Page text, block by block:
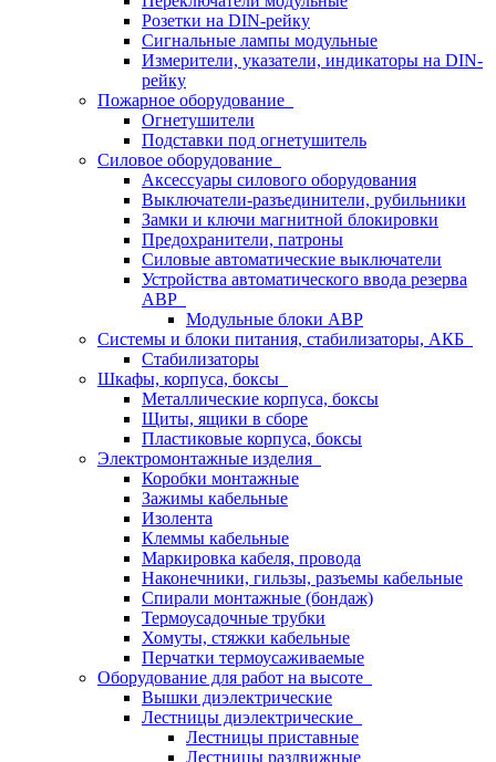
Розетки на DIN-рейку
Сигнальные лампы модульные
Измерители, указатели, индикаторы на DIN-
рейку
Пожарное оборудование
Огнетушители
Подставки под огнетушитель
Силовое оборудование
Аксессуары силового оборудования
Выключатели-разъединители, рубильники
Замки и ключи магнитной блокировки
Предохранители, патроны
Силовые автоматические выключатели
Устройства автоматического ввода резерва
АВР
Модульные блоки АВР
Системы и блоки питания, стабилизаторы, АКБ
Стабилизаторы
Шкафы, корпуса, боксы
Металлические корпуса, боксы
Щиты, ящики в сборе
Пластиковые корпуса, боксы
Электромонтажные изделия
Коробки монтажные
Зажимы кабельные
Изолента
Клеммы кабельные
Маркировка кабеля, провода
Наконечники, гильзы, разъемы кабельные
Спирали монтажные (бондаж)
Термоусадочные трубки
Хомуты, стяжки кабельные
Перчатки термоусаживаемые
Оборудование для работ на высоте
Вышки диэлектрические
Лестницы диэлектрические
Лестницы приставные
Лестницы раздвижные